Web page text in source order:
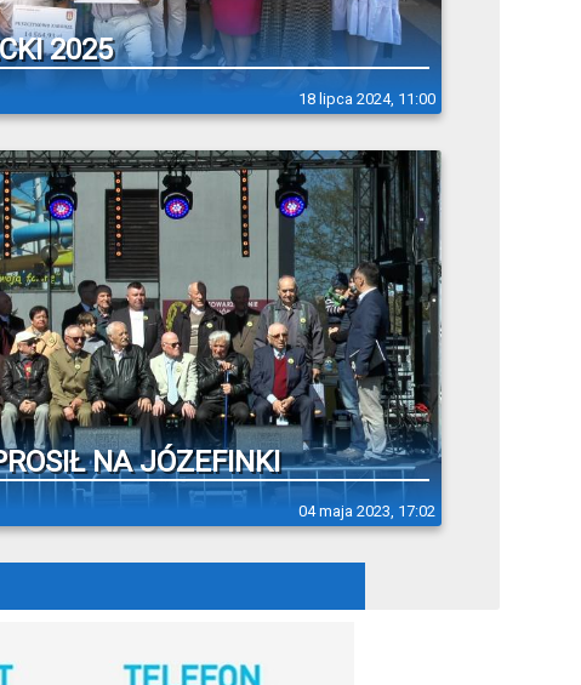
18 lipca 2024, 11:00
2025
04 maja 2023, 17:02
NA JÓZEFINKI